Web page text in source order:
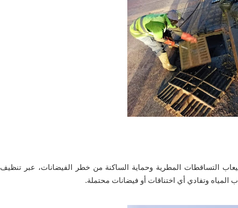
التساقطات المطرية وحماية الساكنة من خطر الفيضانات، عبر تنظيف
وتفادي أي اختناقات أو فيضانات محتملة.